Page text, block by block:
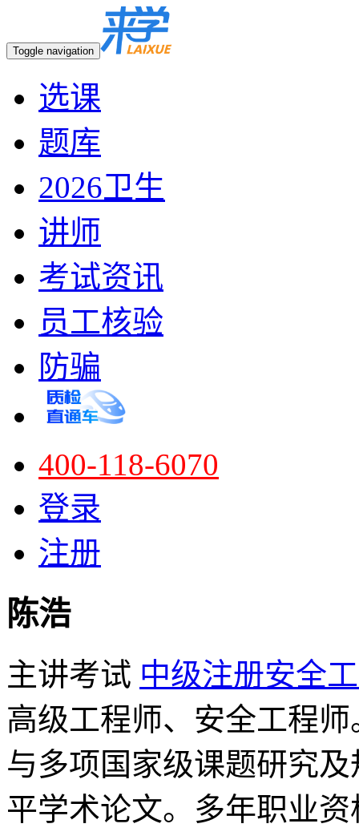
Toggle navigation
选课
题库
2026卫生
讲师
考试资讯
员工核验
防骗
400-118-6070
登录
注册
陈浩
主讲考试 中级注册安全
高级工程师、安全工程
与多项国家级课题研究
平学术论文。多年职业